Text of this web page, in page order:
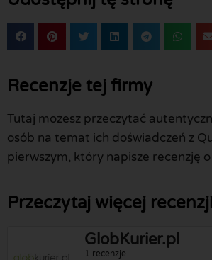
Recenzje tej firmy
Tutaj możesz przeczytać
osób na temat ich doświadczeń z
pierwszym, który napisze recenzję
Przeczytaj więcej
GlobKurier.pl
1 recenzje